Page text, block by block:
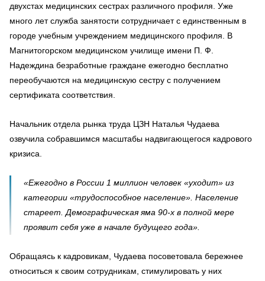
двухстах медицинских сестрах различного профиля. Уже
много лет служба занятости сотрудничает с единственным в
городе учебным учреждением медицинского профиля. В
Магнитогорском медицинском училище имени П. Ф.
Надеждина безработные граждане ежегодно бесплатно
переобучаются на медицинскую сестру с получением
сертификата соответствия.
Начальник отдела рынка труда ЦЗН Наталья Чудаева
озвучила собравшимся масштабы надвигающегося кадрового
кризиса.
«Ежегодно в России 1 миллион человек «уходит» из
категории «трудоспособное население». Население
стареет. Демографическая яма 90-х в полной мере
проявит себя уже в начале будущего года».
Обращаясь к кадровикам, Чудаева посоветовала бережнее
относиться к своим сотрудникам, стимулировать у них